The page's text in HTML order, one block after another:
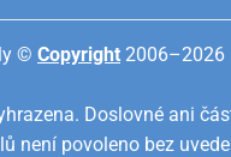
© Copyright 2006–2026
Doslovné ani
není povoleno bez